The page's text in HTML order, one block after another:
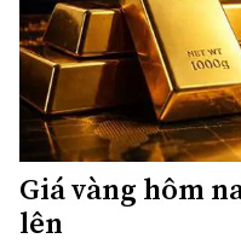
Giá vàng hôm
lên